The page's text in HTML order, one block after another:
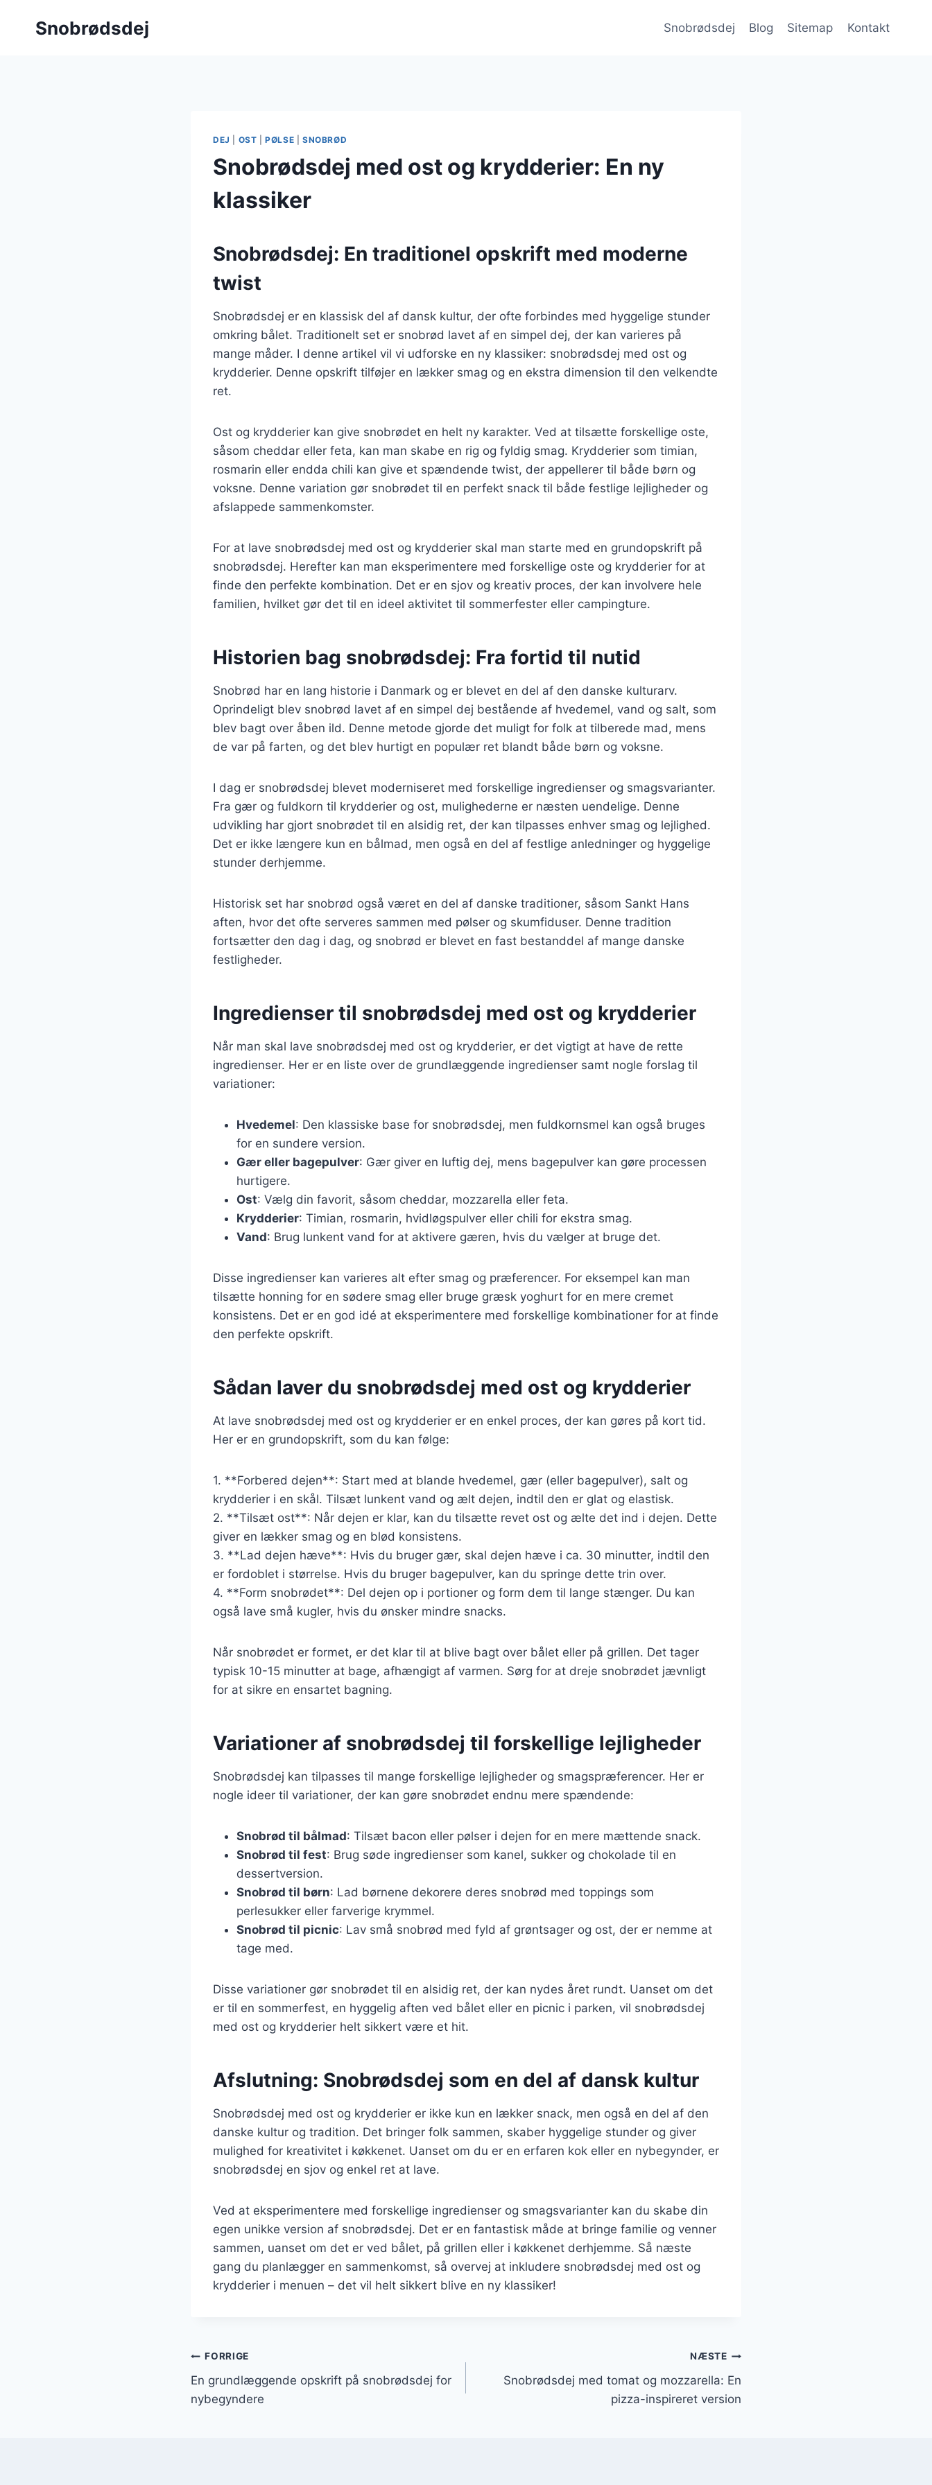
Snobrødsdej Snobrødsdej Blog Sitemap Kontakt
DEJ OST |PØLSE SNOBRØD
Snobrødsdej med ost og krydderier: En ny
klassiker
Snobrødsdej: En traditionel opskrift med moderne
twist
Snobrødsdej er en klassisk del af dansk kultur, der ofte forbindes med hyggelige stunder
omkring bålet. Traditionelt set er snobrød lavet af en simpel dej, der kan varieres på
mange måder. I denne artikel vil vi udforske en ny klassiker: snobrødsdej med ost og
krydderier. Denne opskrift tilføjer en lækker smag og en ekstra dimension til den velkendte
ret.
Ost og krydderier kan give snobrødet en helt ny karakter. Ved at tilsætte forskellige oste,
såsom cheddar eller feta, kan man skabe en rig og fyldig smag. Krydderier som timian,
rosmarin eller endda chili kan give et spændende twist, der appellerer til både børn og
voksne. Denne variation gør snobrødet til en perfekt snack til både festlige lejligheder og
afslappede sammenkomster.
For at lave snobrødsdej med ost og krydderier skal man starte med en grundopskrift på
snobrødsdej. Herefter kan man eksperimentere med forskellige oste og krydderier for at
finde den perfekte kombination. Det er en sjov og kreativ proces, der kan involvere hele
familien, hvilket gør det til en ideel aktivitet til sommerfester eller campingture.
Historien bag snobrødsdej: Fra fortid til nutid
Snobrød har en lang historie i Danmark og er blevet en del af den danske kulturarv.
Oprindeligt blev snobrød lavet af en simpel dej bestående af hvedemel, vand og salt, som
blev bagt over åben ild. Denne metode gjorde det muligt for folk at tilberede mad, mens
de var på farten, og det blev hurtigt en populær ret blandt både børn og voksne.
I dag er snobrødsdej blevet moderniseret med forskellige ingredienser og smagsvarianter.
Fra gær og fuldkorn til krydderier og ost, mulighederne er næsten uendelige. Denne
udvikling har gjort snobrødet til en alsidig ret, der kan tilpasses enhver smag og lejlighed.
Det er ikke længere kun en bålmad, men også en del af festlige anledninger og hyggelige
stunder derhjemme.
Historisk set har snobrød også været en del af danske traditioner, såsom Sankt Hans
aften, hvor det ofte serveres sammen med pølser og skumfiduser. Denne tradition
fortsætter den dag i dag, og snobrød er blevet en fast bestanddel af mange danske
festligheder.
Ingredienser til snobrødsdej med ost og krydderier
Når man skal lave snobrødsdej med ost og krydderier, er det vigtigt at have de rette
ingredienser. Her er en liste over de grundlæggende ingredienser samt nogle forslag til
variationer:
Hvedemel: Den klassiske base for snobrødsdej, men fuldkornsmel kan også bruges
for en sundere version.
Gær eller bagepulver: Gær giver en luftig dej, mens bagepulver kan gøre processen
hurtigere.
Ost: Vælg din favorit, såsom cheddar, mozzarella eller feta.
Krydderier: Timian, rosmarin, hvidløgspulver eller chili for ekstra smag.
Vand: Brug lunkent vand for at aktivere gæren, hvis du vælger at bruge det.
Disse ingredienser kan varieres alt efter smag og præferencer. For eksempel kan man
tilsætte honning for en sødere smag eller bruge græsk yoghurt for en mere cremet
konsistens. Det er en god idé at eksperimentere med forskellige kombinationer for at finde
den perfekte opskrift.
Sådan laver du snobrødsdej med ost og krydderier
At lave snobrødsdej med ost og krydderier er en enkel proces, der kan gøres på kort tid.
Her er en grundopskrift, som du kan følge:
1. **Forbered dejen**: Start med at blande hvedemel, gær (eller bagepulver), salt og
krydderier i en skål. Tilsæt lunkent vand og ælt dejen, indtil den er glat og elastisk.
2. **Tilsæt ost**: Når dejen er klar, kan du tilsætte revet ost og ælte det ind i dejen. Dette
giver en lækker smag og en blød konsistens.
3. **Lad dejen hæve**: Hvis du bruger gær, skal dejen hæve i ca. 30 minutter, indtil den
er fordoblet i størrelse. Hvis du bruger bagepulver, kan du springe dette trin over.
4. **Form snobrødet**: Del dejen op i portioner og form dem til lange stænger. Du kan
også lave små kugler, hvis du ønsker mindre snacks.
Når snobrødet er formet, er det klar til at blive bagt over bålet eller på grillen. Det tager
typisk 10-15 minutter at bage, afhængigt af varmen. Sørg for at dreje snobrødet jævnligt
for at sikre en ensartet bagning.
Variationer af snobrødsdej til forskellige lejligheder
Snobrødsdej kan tilpasses til mange forskellige lejligheder og smagspræferencer. Her er
nogle ideer til variationer, der kan gøre snobrødet endnu mere spændende:
Snobrød til bålmad: Tilsæt bacon eller pølser i dejen for en mere mættende snack.
Snobrød til fest: Brug søde ingredienser som kanel, sukker og chokolade til en
dessertversion.
Snobrød til børn: Lad børnene dekorere deres snobrød med toppings som
perlesukker eller farverige krymmel.
Snobrød til picnic: Lav små snobrød med fyld af grøntsager og ost, der er nemme at
tage med.
Disse variationer gør snobrødet til en alsidig ret, der kan nydes året rundt. Uanset om det
er til en sommerfest, en hyggelig aften ved bålet eller en picnic i parken, vil snobrødsdej
med ost og krydderier helt sikkert være et hit.
Afslutning: Snobrødsdej som en del af dansk kultur
Snobrødsdej med ost og krydderier er ikke kun en lækker snack, men også en del af den
danske kultur og tradition. Det bringer folk sammen, skaber hyggelige stunder og giver
mulighed for kreativitet i køkkenet. Uanset om du er en erfaren kok eller en nybegynder, er
snobrødsdej en sjov og enkel ret at lave.
Ved at eksperimentere med forskellige ingredienser og smagsvarianter kan du skabe din
egen unikke version af snobrødsdej. Det er en fantastisk måde at bringe familie og venner
sammen, uanset om det er ved bålet, på grillen eller i køkkenet derhjemme. Så næste
gang du planlægger en sammenkomst, så overvej at inkludere snobrødsdej med ost og
krydderier i menuen – det vil helt sikkert blive en ny klassiker!
Indlægsnavigation
FORRIGE
En grundlæggende opskrift på snobrødsdej for
nybegyndere
NÆSTE
Snobrødsdej med tomat og mozzarella: En
pizza-inspireret version